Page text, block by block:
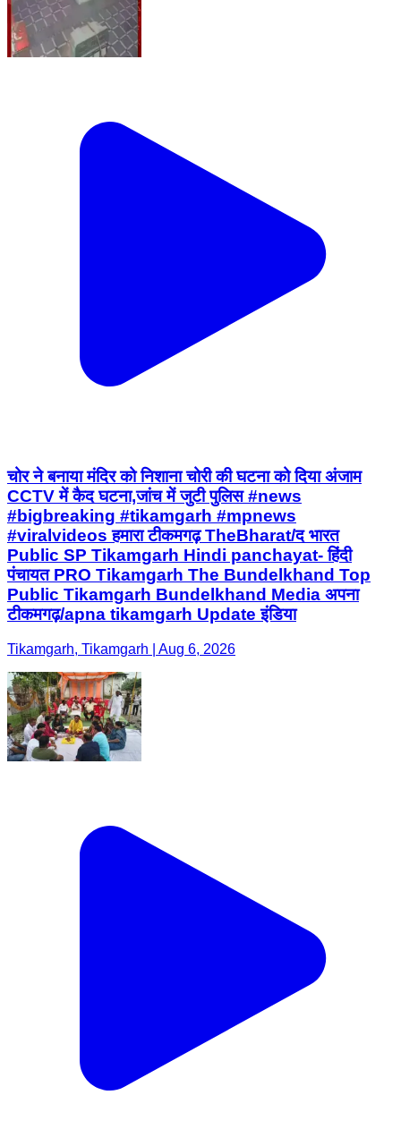
चोर ने बनाया मंदिर को निशाना चोरी की घटना को दिया अंजाम
CCTV में कैद घटना,जांच में जुटी पुलिस #news
#bigbreaking #tikamgarh #mpnews
#viralvideos हमारा टीकमगढ़ TheBharat/द भारत
Public SP Tikamgarh Hindi panchayat- हिंदी
पंचायत PRO Tikamgarh The Bundelkhand Top
Public Tikamgarh Bundelkhand Media अपना
टीकमगढ़/apna tikamgarh Update इंडिया
Tikamgarh, Tikamgarh | Aug 6, 2026